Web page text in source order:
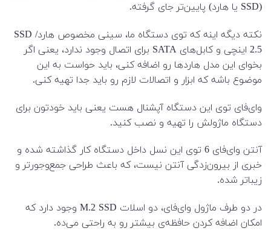
(SSD یا هارد) پایین‌تر جای گرفته.
نکته دیگه اینه که توی دستگاه ما، سینی مخصوص هارد/ SSD
2.5 اینچی و کابل‌های SATA برای اتصال وجود ندارد، یعنی اگر
بخوای این مدل هاردها رو اضافه کنی، باید حواست به این
موضوع باشه که ابزار و اتصالات لازم رو باید جدا تهیه کنی.
وای‌فای توی این دستگاه آپشنال هست یعنی باید خودتون برای
دستگاه ماژولش را تهیه و نصب کنید.
آنتن وای‌فای 6 توی این نسل داخل دستگاه کار گذاشته شده و
خبری از بیرون‌زدگی آنتن نیست، که باعث طراحی جمع‌وجورتر و
زیباتر شده.
در دو طرف ماژول وای‌فای، دو اسلات M.2 SSD وجود دارد که
امکان اضافه کردن حافظه‌ی بیشتر رو به راحتی می‌ده.